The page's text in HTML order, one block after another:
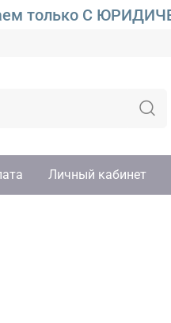
только С
Личный кабинет